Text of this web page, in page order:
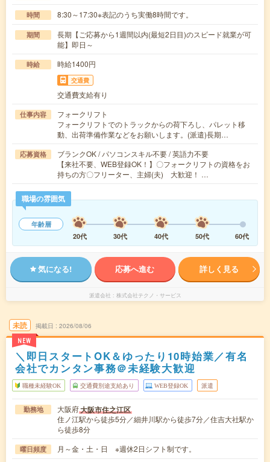
時間 8:30～17:30※表記のうち実働8時間です。
期間
長期【ご応募から1週間以内(最短2日目)のスピード就業が可
能】即日～
時給 時給1400円
交通費
交通費支給有り
仕事内容
フォークリフト
フォークリフトでのトラックからの荷下ろし、パレット移
動、出荷準備作業などをお願いします。(派遣)長期…
応募資格
ブランクOK / パソコンスキル不要 / 英語力不要
【来社不要、WEB登録OK！】〇フォークリフトの資格をお
持ちの方〇フリーター、主婦(夫) 大歓迎！ …
職場の雰囲気
年齢層
20代
30代 40代 50代 60代
気になる! 応募へ進む 詳しく見る
派遣会社 株式会社テクノ・サービス
未読
NEW
掲載日 2026/08/06
＼即日スタートOK＆ゆったり10時始業／有名
会社でカンタン事務＠未経験大歓迎
職種未経験OK 交通費別途支給あり WEB登録OK 派遣
勤務地 大阪府大阪市住之江区
住ノ江駅から徒歩5分／細井川駅から徒歩7分／住吉大社駅か
ら徒歩8分
曜日頻度 月～金・土・日 ※週休2日シフト制です。